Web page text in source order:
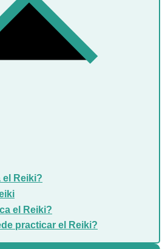
Reiki?
el Reiki?
practicar el Reiki?